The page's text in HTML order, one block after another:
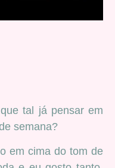
tal já pensar em
semana?
em cima do tom de